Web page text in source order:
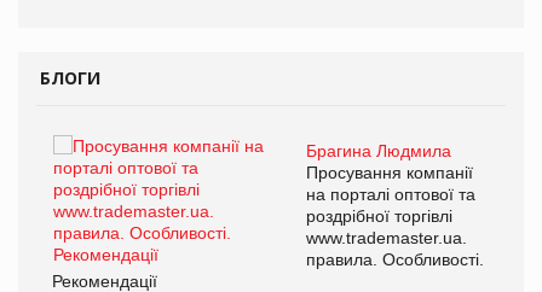
БЛОГИ
Брагина Людмила
Просування компанії
на порталі оптової та
роздрібної торгівлі
www.trademaster.ua.
правила. Особливості.
Рекомендації